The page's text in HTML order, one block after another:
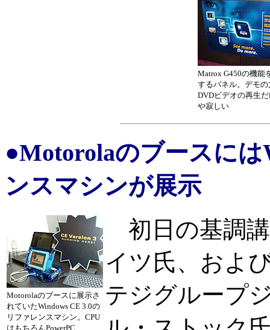
Matrox G450の機能
するパネル。デモの
DVDビデオの再生
や寂しい
●Motorolaのブースには
ンスマシンが展示
Motorolaのブースに展示さ
れていたWindows CE 3.0の
リファレンスマシン。CPU
はもちろんPowerPC
初日の基調
イツ氏、およ
テジグループ